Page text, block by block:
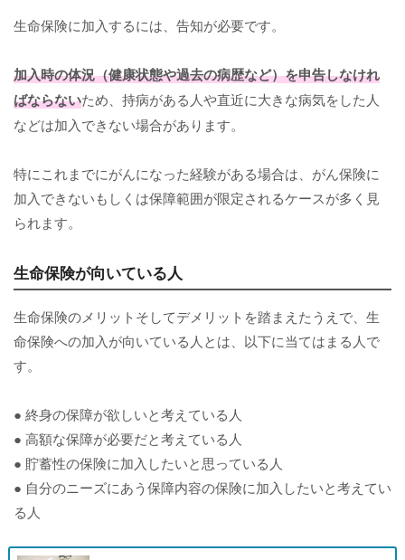
生命保険に加入するには、告知が必要です。
加入時の体況（健康状態や過去の病歴など）を申告しなけれ
ばならないため、持病がある人や直近に大きな病気をした人
などは加入できない場合があります。
特にこれまでにがんになった経験がある場合は、がん保険に
加入できないもしくは保障範囲が限定されるケースが多く見
られます。
生命保険が向いている人
生命保険のメリットそしてデメリットを踏まえたうえで、生
命保険への加入が向いている人とは、以下に当てはまる人で
す。
● 終身の保障が欲しいと考えている人
● 高額な保障が必要だと考えている人
● 貯蓄性の保険に加入したいと思っている人
● 自分のニーズにあう保障内容の保険に加入したいと考えてい
る人